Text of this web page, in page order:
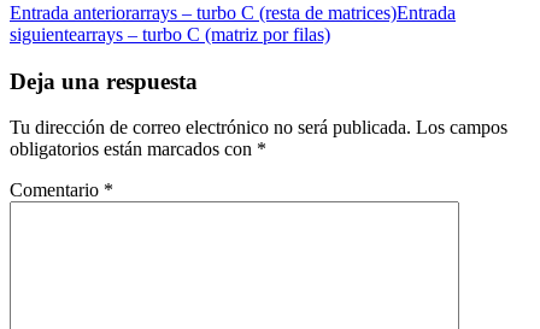
Entrada anteriorarrays – turbo C (resta de matrices)Entrada
siguientearrays – turbo C (matriz por filas)
Deja una respuesta
Tu dirección de correo electrónico no será publicada. Los campos
obligatorios están marcados con *
Comentario *